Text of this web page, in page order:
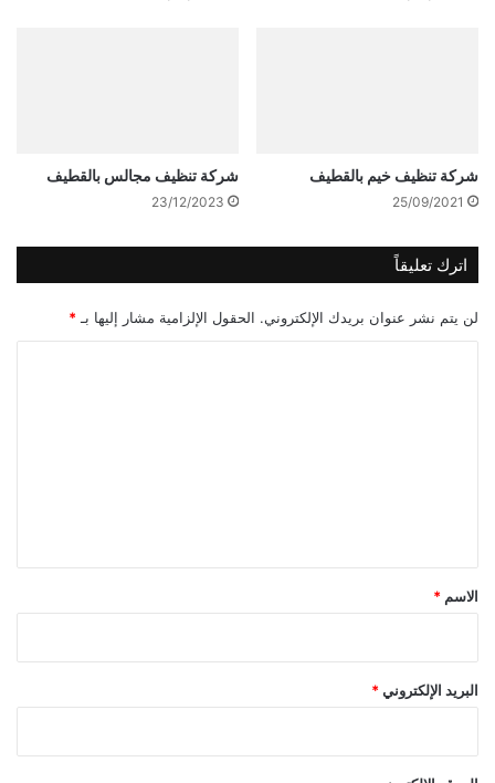
شركة تنظيف خيم بالقطيف
25/09/2021
شركة تنظيف مجالس بالقطيف
23/12/2023
اترك تعليقاً
لن يتم نشر عنوان بريدك الإلكتروني. الحقول الإلزامية مشار إليها بـ *
*
الاسم *
البريد الإلكتروني *